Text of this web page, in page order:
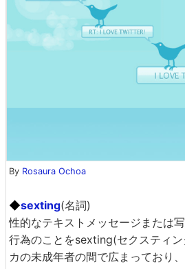
By Rosaura Ochoa
◆sexting(名詞)
性的なテキストメッセージまたは
行為のことをsexting(セクスティ
カの未成年者の間で広まっており